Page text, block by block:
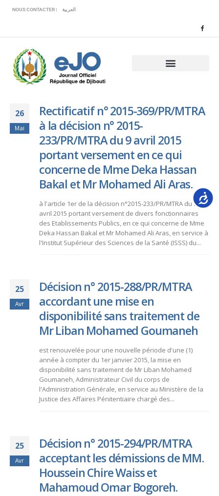
comprend
système
NOUS CONTACTER | العربية
26
Mai
Rectificatif n° 2015-369/PR/MTRA
à la décision n° 2015-
233/PR/MTRA du 9 avril 2015
portant versement en ce qui
concerne de Mme Deka Hassan
Bakal et Mr Mohamed Ali Aras.
à l'article 1er de la décision n°2015-233/PR/MTRA du 9
avril 2015 portant versement de divers fonctionnaires
des Etablissements Publics, en ce qui concerne de Mme
Deka Hassan Bakal et Mr Mohamed Ali Aras, en service à
l'Institut Supérieur des Sciences de la Santé (ISSS) du...
25
Avr
Décision n° 2015-288/PR/MTRA
accordant une mise en
disponibilité sans traitement de
Mr Liban Mohamed Goumaneh
est renouvelée pour une nouvelle période d'une (1)
année à compter du 1er janvier 2015, la mise en
disponibilité sans traitement de Mr Liban Mohamed
Goumaneh, Administrateur Civil du corps de
l'Administration Générale, en service au Ministère de la
Justice des Affaires Pénitentiaire chargé des...
25
Avr
Décision n° 2015-294/PR/MTRA
acceptant les démissions de MM.
Houssein Chire Waiss et
Mahamoud Omar Bogoreh.